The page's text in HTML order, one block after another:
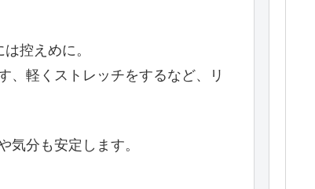
控えめに。
、軽くストレッチをするなど、リ
気分も安定します。